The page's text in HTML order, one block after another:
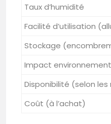
Taux d’humidité
Facilité d’utilisation
Stockage
Impact
Disponibilité (selon les
Coût (à l’achat)